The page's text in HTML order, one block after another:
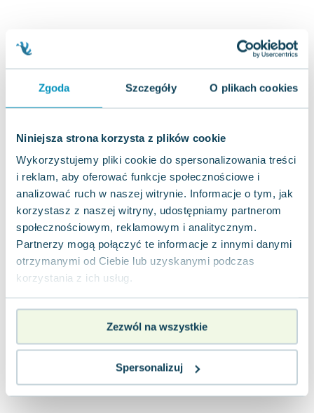
Zgoda Szczegóły O plikach cookies
Niniejsza strona korzysta z plików cookie
Wykorzystujemy pliki cookie do spersonalizowania treści
i reklam, aby oferować funkcje społecznościowe i
analizować ruch w naszej witrynie. Informacje o tym, jak
korzystasz z naszej witryny, udostępniamy partnerom
społecznościowym, reklamowym i analitycznym.
Partnerzy mogą połączyć te informacje z innymi danymi
otrzymanymi od Ciebie lub uzyskanymi podczas
korzystania z ich usług.
Zezwól na wszystkie
Spersonalizuj
Michael Scott
Piotr Semka
Jarosław Iwaszkiewicz
Joseph Murphy
Aleksander Puszkin
Oscar Wilde
Małgorzata Ohme
Maddie Ziegler
Leszek Czarnecki
Joanna Racewicz
Maria Seweryn
Janina Zającówna
Anna Prus (oprac.)
Nela Mała Reporterka
Agnieszka Maciąg
Terry Pratchett